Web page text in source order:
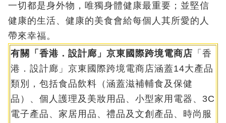
一切都是身外物，唯獨身體健康最重要；並堅信
健康的生活、健康的美食會給每個人其所愛的人
帶來幸福。
有關「香港．設計廊」京東國際跨境電商店 「香
港．設計廊」京東國際跨境電商店涵蓋14大產品
類別，包括食品飲料（涵蓋滋補輔食及保健
品）、個人護理及美妝用品、小型家用電器、3C
電子產品、家居用品、禮品及文創產品、時尚服